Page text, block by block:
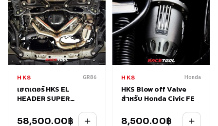
HKS GR86
เฮดเดอร์ HKS EL
HEADER SUPER
CATALYZER GT-SPEC
58,500.00฿
HKS Honda
HKS Blow off Valve
สำหรับ Honda Civic FE
8,500.00฿